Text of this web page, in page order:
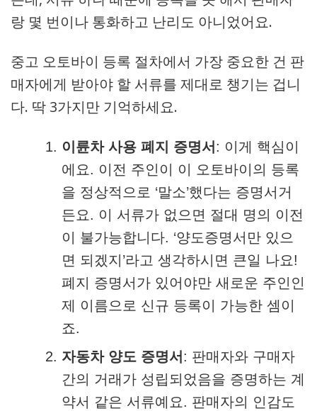
랑 몇 번이나 통화하고 난리도 아니었어요.
중고 오토바이 등록 절차에서 가장 중요한 건 판
매자에게 받아야 할 서류를 제대로 챙기는 겁니
다. 딱 3가지만 기억하세요.
이륜차 사용 폐지 증명서 : 이게 핵심이
에요. 이전 주인이 이 오토바이의 등록
을 정상적으로 ‘말소’했다는 증명서거
든요. 이 서류가 없으면 절대 명의 이전
이 불가능합니다. ‘양도증명서만 있으
면 되겠지’라고 생각하시면 큰일 나요!
폐지 증명서가 있어야만 새로운 주인인
제 이름으로 신규 등록이 가능한 셈이
죠.
자동차 양도 증명서 : 판매자와 구매자
간의 거래가 성립되었음을 증명하는 계
약서 같은 서류예요. 판매자의 인감도